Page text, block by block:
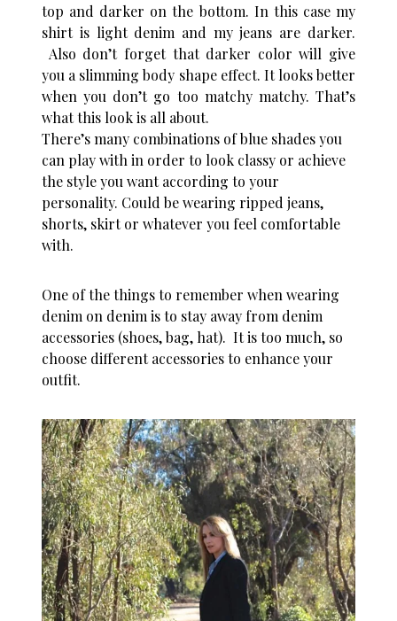
top and darker on the bottom. In this case my
shirt is light denim and my jeans are darker.
Also don’t forget that darker color will give
you a slimming body shape effect. It looks better
when you don’t go too matchy matchy. That’s
what this look is all about.
There’s many combinations of blue shades you
can play with in order to look classy or achieve
the style you want according to your
personality. Could be wearing ripped jeans,
shorts, skirt or whatever you feel comfortable
with.
One of the things to remember when wearing
denim on denim is to stay away from denim
accessories (shoes, bag, hat). It is too much, so
choose different accessories to enhance your
outfit.